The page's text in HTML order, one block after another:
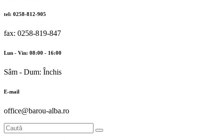
tel: 0258-812-905
fax: 0258-819-847
Lun - Vin: 08:00 - 16:00
Sâm - Dum: Închis
E-mail
office@barou-alba.ro